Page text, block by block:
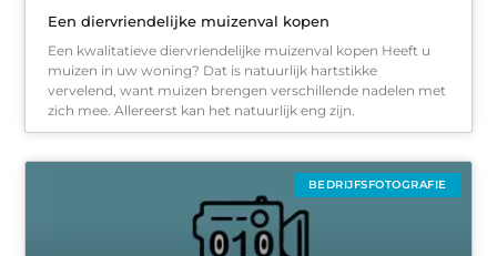
Een diervriendelijke muizenval kopen
Een kwalitatieve diervriendelijke muizenval kopen Heeft u
muizen in uw woning? Dat is natuurlijk hartstikke
vervelend, want muizen brengen verschillende nadelen met
zich mee. Allereerst kan het natuurlijk eng zijn.
BEDRIJFSFOTOGRAFIE